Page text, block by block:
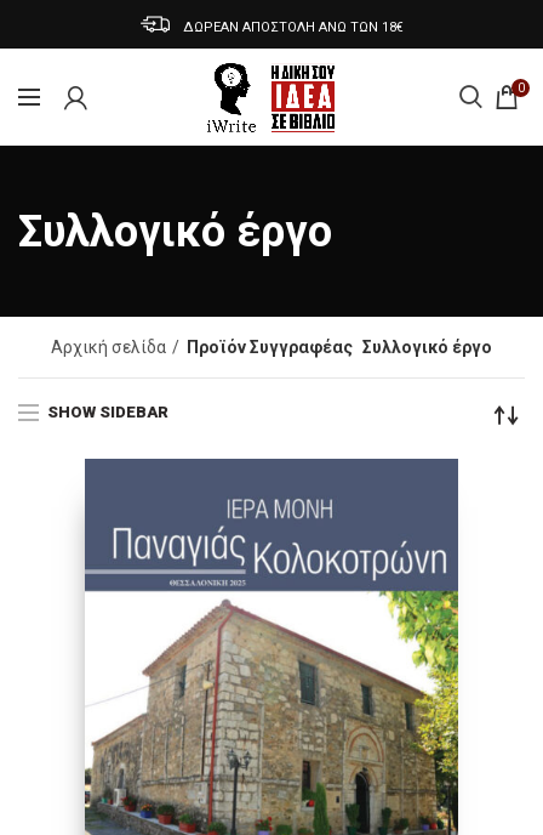
ΔΩΡΕΑΝ ΑΠΟΣΤΟΛΗ ΑΝΩ ΤΩΝ 18€
0
Συλλογικό έργο
Αρχική σελίδα Προϊόν Συγγραφέας Συλλογικό έργο
SHOW SIDEBAR